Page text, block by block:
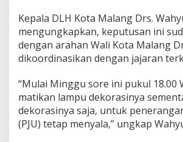
b
u
n
g
a
B
u
b
a
r
Kepala DLH Kota Malang Drs.
mengungkapkan, keputusan ini
dengan arahan Wali Kota Malang
dikoordinasikan dengan jajaran
“Mulai Minggu sore ini pukul 18.00
matikan lampu dekorasinya
dekorasinya saja, untuk
(PJU) tetap menyala,” ungkap